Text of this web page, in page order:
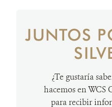
JUNTOS
¿Te gustaría
hacemos en WCS
para recibir